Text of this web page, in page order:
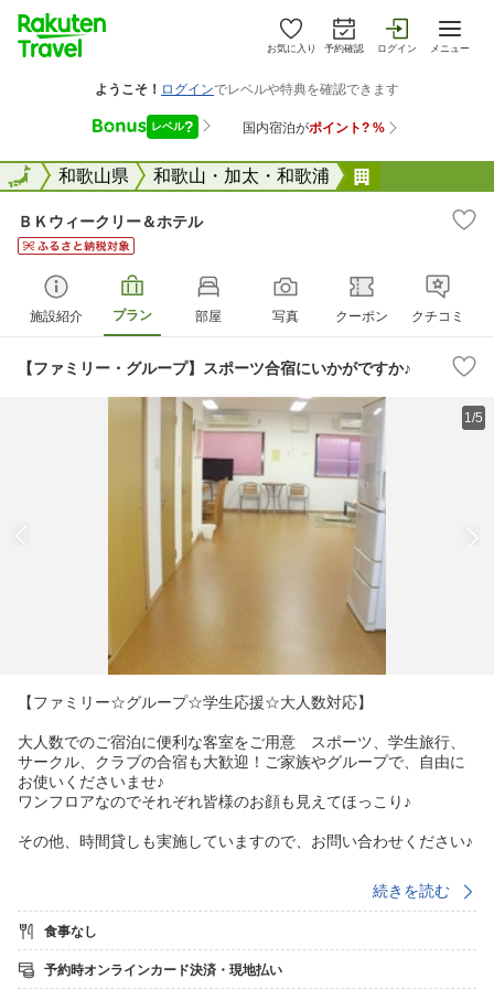
お気に入り 予約確認 ログイン メニュー
全国和歌山県 和歌山・加太・和歌浦
全国
ＢＫウィークリー＆ホテル
施設紹介 プラン 部屋 写真 クーポン クチコミ
【ファミリー・グループ】スポーツ合宿にいかがですか♪
1/5
【ファミリー☆グループ☆学生応援☆大人数対応】
大人数でのご宿泊に便利な客室をご用意 スポーツ、学生旅行、
サークル、クラブの合宿も大歓迎！ご家族やグループで、自由に
お使いくださいませ♪
ワンフロアなのでそれぞれ皆様のお顔も見えてほっこり♪
その他、時間貸しも実施していますので、お問い合わせください♪
JR和歌山駅にも近く、コンビニ等にも近いので買い出しもOK！
※広くてとってもキレイ！
広々ワンフロアはトータル面積80平米。
このお部屋はお風呂1、シャワー室1室，冷暖房付き脱衣所・
続きを読む
食事なし
予約時オンラインカード決済・現地払い